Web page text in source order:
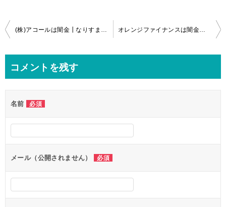
投
ビ
ー
シ
ョ
ン
コメントを残す
名前 必須
メール（公開されません） 必須